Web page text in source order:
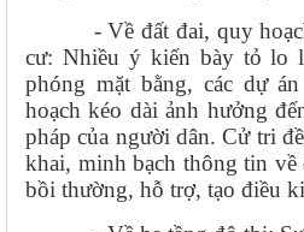
- Về đất đai, quy
cư: Nhiều ý kiến bày tỏ lo
phóng mặt bằng, các dự
hoạch kéo dài ảnh hưởng
pháp của người dân. Cử tri
khai, minh bạch thông tin về
bồi thường, hỗ trợ, tạo điều